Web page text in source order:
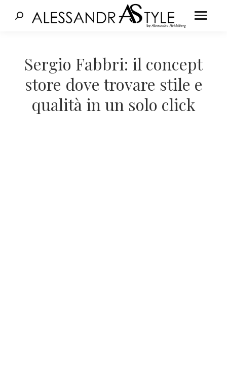
Cerca:
Sergio Fabbri: il concept
store dove trovare stile e
qualità in un solo click